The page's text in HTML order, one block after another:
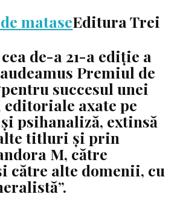
Editura Trei
de-a 21-a ediție a
Premiul de
succesul unei
axate pe
psihanaliză, extinsă
titluri și prin
M, către
către alte domenii, cu